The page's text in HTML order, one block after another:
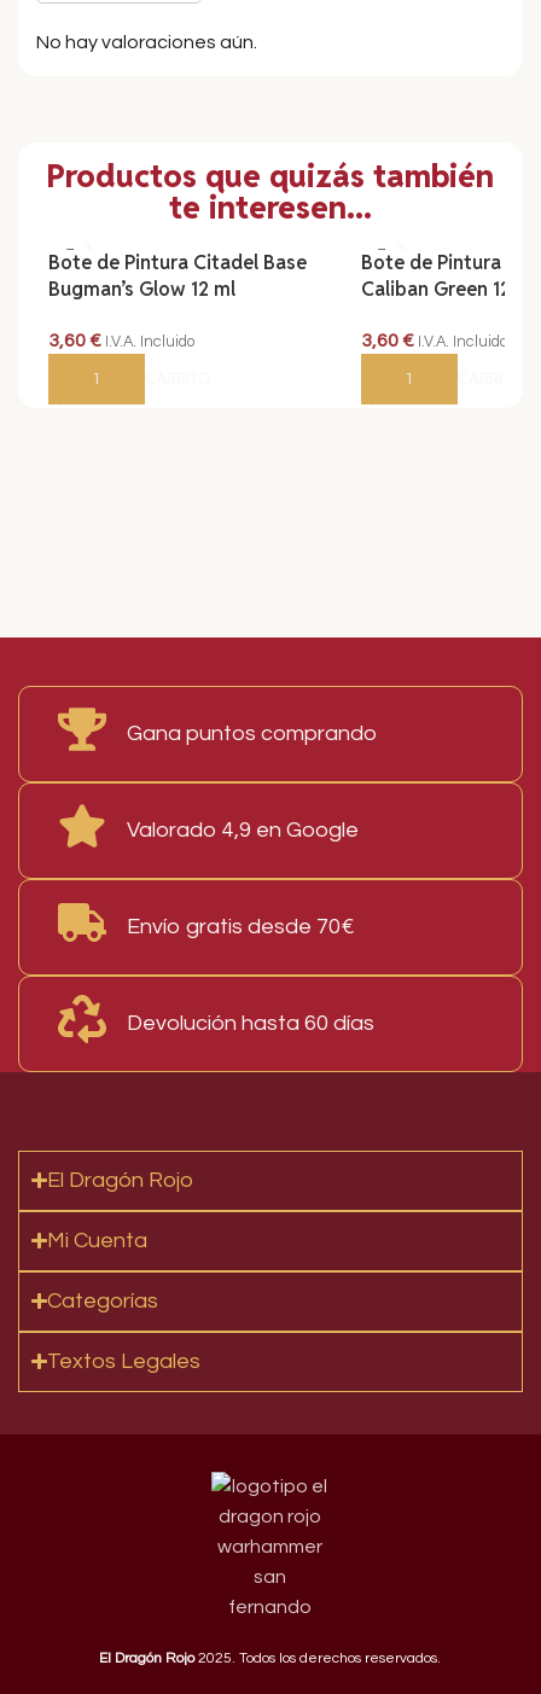
No hay valoraciones aún.
Productos que quizás también
te interesen...
Bote de Pintura Citadel Base
Bugman’s Glow 12 ml
3,60€ I.V.A. Incluido
AÑADIR AL CARRITO
Bote de Pintura
Caliban Green 12 ml
3,60€ I.V.A. Incluido
AÑADIR AL CARRITO
Gana puntos comprando
Valorado 4,9 en Google
Envío gratis desde 70€
Devolución hasta 60 días
El Dragón Rojo
Mi Cuenta
Categorías
Textos Legales
El Dragón Rojo2025. Todos los derechos reservados.